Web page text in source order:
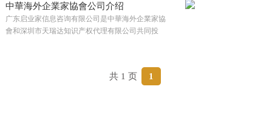
中華海外企業家協會公司介绍
广东启业家信息咨询有限公司是中華海外企業家協
會和深圳市天瑞达知识产权代理有限公司共同投
立的組織，在促進海外華人企業家之間的聯繫和合
作。該協會主要建立為華人企業家在國內外交流合
共 1 页 1